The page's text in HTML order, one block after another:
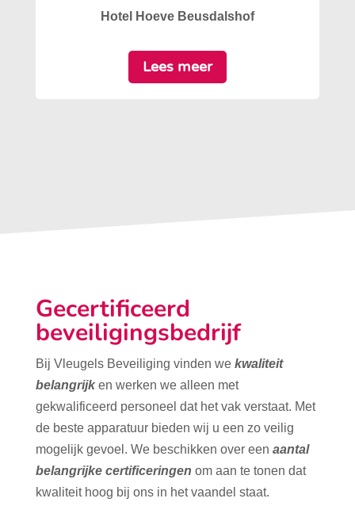
Hotel Hoeve Beusdalshof
Lees meer
Gecertificeerd
beveiligingsbedrijf
Bij Vleugels Beveiliging vinden we kwaliteit
belangrijk en werken we alleen met
gekwalificeerd personeel dat het vak verstaat. Met
de beste apparatuur bieden wij u een zo veilig
mogelijk gevoel. We beschikken over een aantal
belangrijke certificeringen om aan te tonen dat
kwaliteit hoog bij ons in het vaandel staat.